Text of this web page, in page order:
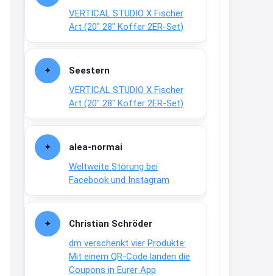
VERTICAL STUDIO X Fischer
Art (20″ 28″ Koffer 2ER-Set)
Seestern
VERTICAL STUDIO X Fischer
Art (20″ 28″ Koffer 2ER-Set)
alea-normai
Weltweite Störung bei
Facebook und Instagram
Christian Schröder
dm verschenkt vier Produkte:
Mit einem QR-Code landen die
Coupons in Eurer App
dich zu sehen, alles gut?
15:01
An 01.08. / Sensodyne Rabatt 3€
/ max. 15.000www.erlebe-
↩
www.meineapotheke.de/
2:19
↩